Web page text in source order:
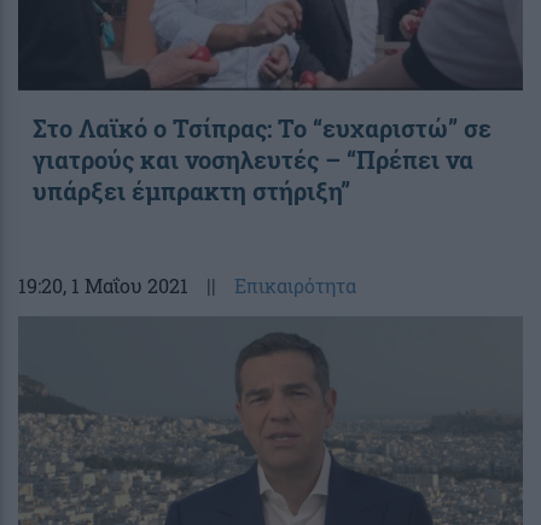
Στο Λαϊκό ο Τσίπρας: Το “ευχαριστώ” σε
γιατρούς και νοσηλευτές – “Πρέπει να
υπάρξει έμπρακτη στήριξη”
19:20, 1 Μαΐου 2021 || Επικαιρότητα